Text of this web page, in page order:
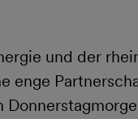
und der
enge